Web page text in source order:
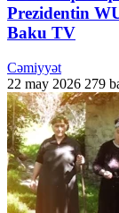
Prezidentin
Baku TV
Cəmiyyət
22 may 2026 279